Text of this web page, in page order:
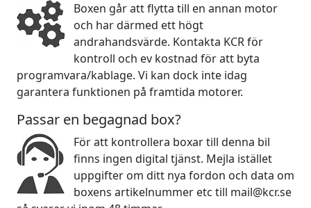
Boxen går att flytta till en annan motor
och har därmed ett högt
andrahandsvärde. Kontakta KCR för
kontroll och ev kostnad för att byta
programvara/kablage. Vi kan dock inte idag
garantera funktionen på framtida motorer.
Passar en begagnad box?
För att kontrollera boxar till denna bil
finns ingen digital tjänst. Mejla istället
uppgifter om ditt nya fordon och data om
boxens artikelnummer etc till mail@kcr.se